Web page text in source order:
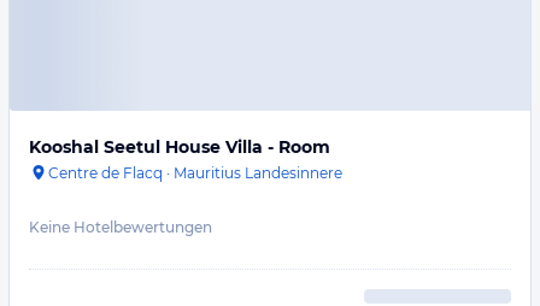
Kooshal Seetul House Villa - Room
Centre de Flacq · Mauritius Landesinnere
Keine Hotelbewertungen